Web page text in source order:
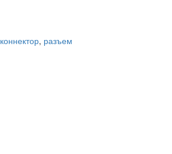
коннектор, разъем